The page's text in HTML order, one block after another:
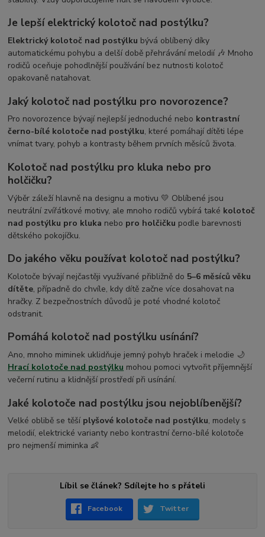
Je lepší elektrický kolotoč nad postýlku?
Elektrický kolotoč nad postýlku bývá oblíbený díky
automatickému pohybu a delší době přehrávání melodií 🎶 Mnoho
rodičů oceňuje pohodlnější používání bez nutnosti kolotoč
opakovaně natahovat.
Jaký kolotoč nad postýlku pro novorozence?
Pro novorozence bývají nejlepší jednoduché nebo kontrastní
černo-bílé kolotoče nad postýlku, které pomáhají dítěti lépe
vnímat tvary, pohyb a kontrasty během prvních měsíců života.
Kolotoč nad postýlku pro kluka nebo pro
holčičku?
Výběr záleží hlavně na designu a motivu 💛 Oblíbené jsou
neutrální zvířátkové motivy, ale mnoho rodičů vybírá také kolotoč
nad postýlku pro kluka nebo pro holčičku podle barevnosti
dětského pokojíčku.
Do jakého věku používat kolotoč nad postýlku?
Kolotoče bývají nejčastěji využívané přibližně do 5–6 měsíců věku
dítěte, případně do chvíle, kdy dítě začne více dosahovat na
hračky. Z bezpečnostních důvodů je poté vhodné kolotoč
odstranit.
Pomáhá kolotoč nad postýlku usínání?
Ano, mnoho miminek uklidňuje jemný pohyb hraček i melodie 🌙
Hrací kolotoče nad postýlku mohou pomoci vytvořit příjemnější
večerní rutinu a klidnější prostředí při usínání.
Jaké kolotoče nad postýlku jsou nejoblíbenější?
Velké oblibě se těší plyšové kolotoče nad postýlku, modely s
melodií, elektrické varianty nebo kontrastní černo-bílé kolotoče
pro nejmenší miminka 👶
Líbil se článek? Sdílejte ho s přáteli
Facebook Twitter